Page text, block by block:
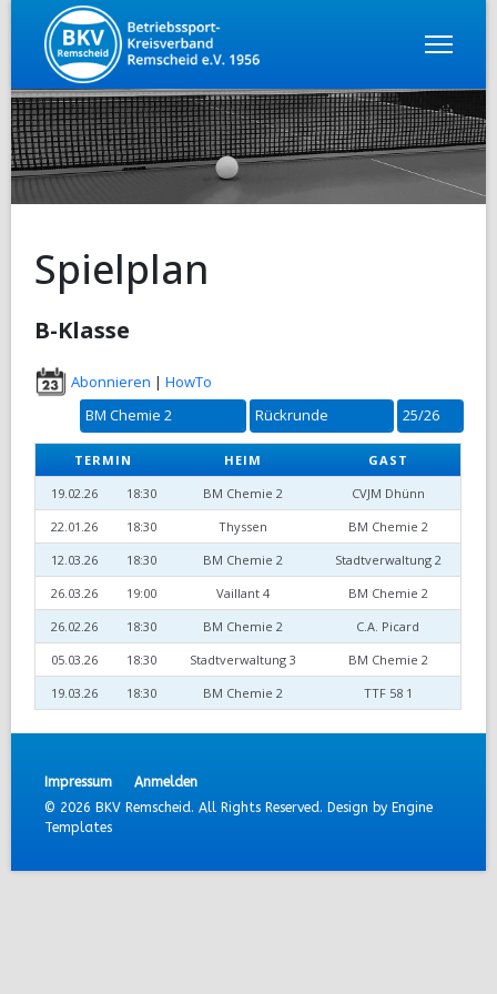
Spielplan
B-Klasse
Abonnieren |HowTo
TERMIN HEIM
GAST
19.02.26
18:30 BM Chemie 2
CVJM Dhünn
22.01.26
18:30 Thyssen
BM Chemie 2
12.03.26
18:30 BM Chemie 2
Stadtverwaltung 2
26.03.26
19:00 Vaillant 4
BM Chemie 2
26.02.26
18:30 BM Chemie 2
C.A. Picard
05.03.26
18:30 Stadtverwaltung 3
BM Chemie 2
19.03.26
18:30 BM Chemie 2 TTF 58 1
Impressum
Anmelden
© 2026 BKV Remscheid. All Rights Reserved. Design by Engine
Templates